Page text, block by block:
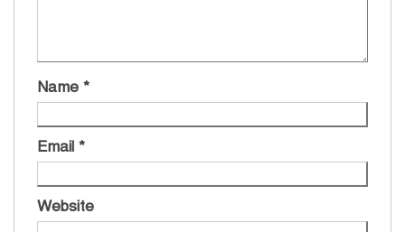
Name *
Email *
Website